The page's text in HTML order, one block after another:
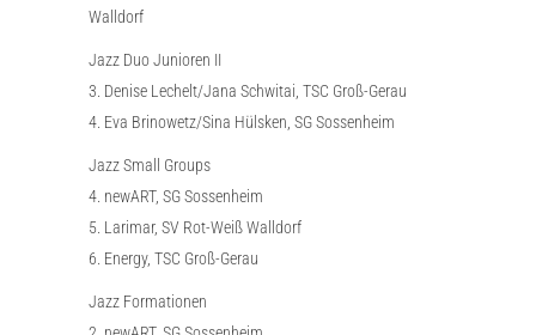
Walldorf
Jazz Duo Junioren II
3. Denise Lechelt/Jana Schwitai, TSC Groß-Gerau
4. Eva Brinowetz/Sina Hülsken, SG Sossenheim
Jazz Small Groups
4. newART, SG Sossenheim
5. Larimar, SV Rot-Weiß Walldorf
6. Energy, TSC Groß-Gerau
Jazz Formationen